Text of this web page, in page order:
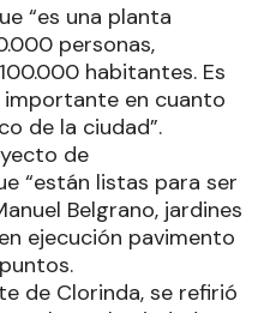
“es una planta
personas,
habitantes. Es
importante en cuanto
de la ciudad”.
de
“están listas para ser
Belgrano, jardines
ejecución pavimento
de Clorinda, se refirió